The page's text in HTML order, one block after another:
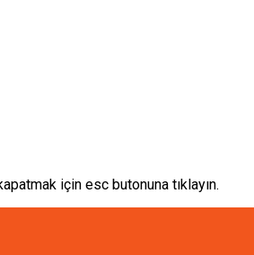
için esc butonuna tıklayın.